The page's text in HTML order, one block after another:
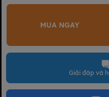
MUA NGAY
Giải đáp và